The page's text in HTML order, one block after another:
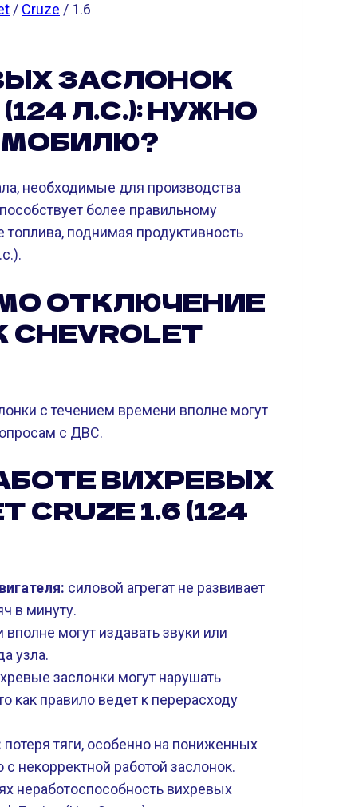
/ Cruze / 1.6
ЗАСЛОНОК
(124 Л.С.): НУЖНО
необходимые для производства
более правильному
поднимая продуктивность
ОТКЛЮЧЕНИЕ
с течением времени вполне могут
с ДВС.
ВИХРЕВЫХ
1.6 (124
силовой агрегат не развивает
в минуту.
вполне могут издавать звуки или
узла.
заслонки могут нарушать
как правило ведет к перерасходу
потеря тяги, особенно на пониженных
некорректной работой заслонок.
неработоспособность вихревых